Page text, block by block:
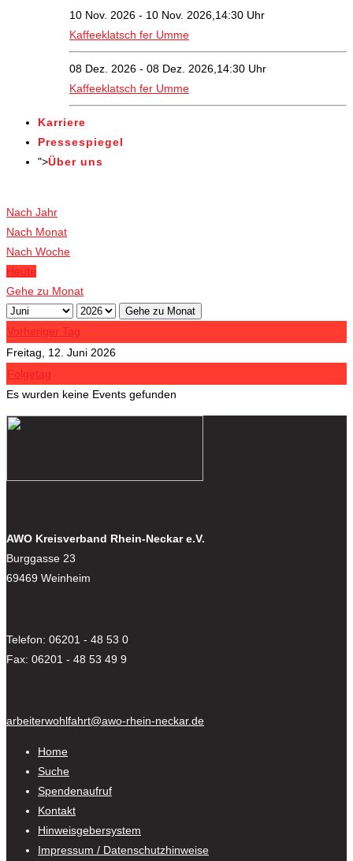
10 Nov. 2026 - 10 Nov. 2026,14:30 Uhr
Kaffeeklatsch fer Umme
08 Dez. 2026 - 08 Dez. 2026,14:30 Uhr
Kaffeeklatsch fer Umme
Karriere
Pressespiegel
">Über uns
Nach Jahr
Nach Monat
Nach Woche
Heute
Gehe zu Monat
Gehe zu Monat
Vorheriger Tag
Freitag, 12. Juni 2026
Folgetag
Es wurden keine Events gefunden
AWO Kreisverband Rhein-Neckar e.V.
Burggasse 23
69469 Weinheim
Telefon: 06201 - 48 53 0
Fax: 06201 - 48 53 49 9
arbeiterwohlfahrt@awo-rhein-neckar.de
Home
Suche
Spendenaufruf
Kontakt
Hinweisgebersystem
Impressum / Datenschutzhinweise